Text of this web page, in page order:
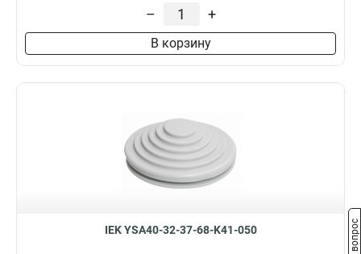
– +
В корзину
IEK YSA40-32-37-68-K41-050